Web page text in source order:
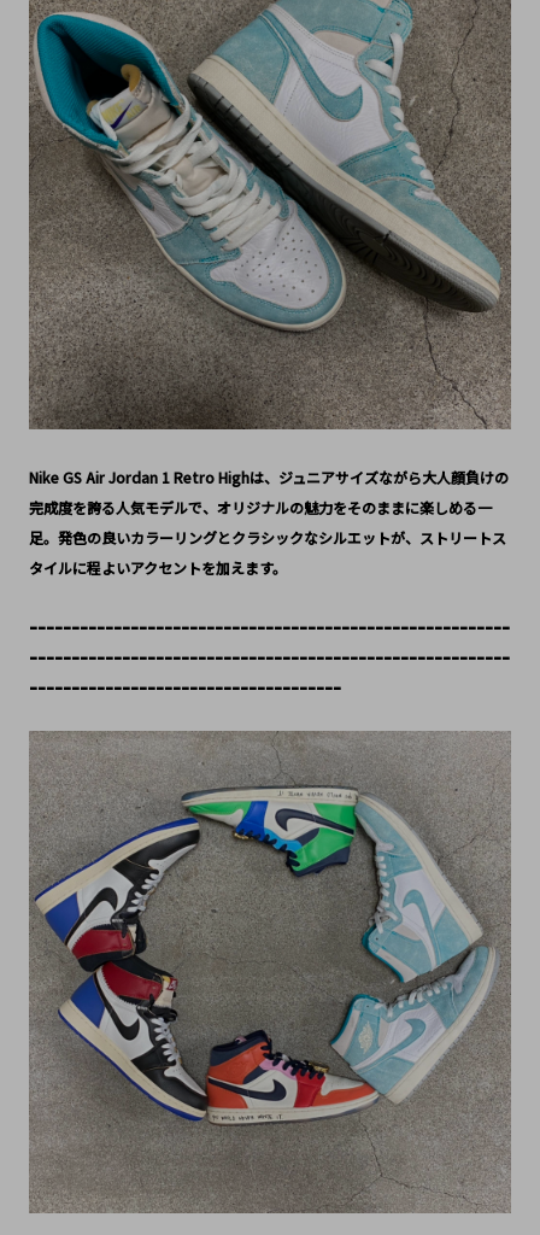
Nike GS Air Jordan 1 Retro Highは、ジュニアサイズながら大人顔負けの
完成度を誇る人気モデルで、オリジナルの魅力をそのままに楽しめる一
足。発色の良いカラーリングとクラシックなシルエットが、ストリートス
タイルに程よいアクセントを加えます。
---------------------------------------------------------
---------------------------------------------------------
-------------------------------------